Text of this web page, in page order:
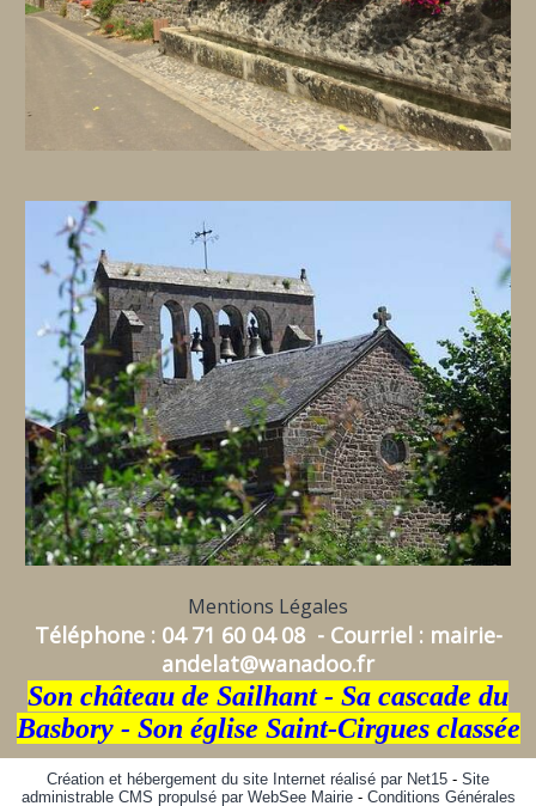
Mentions Légales
Téléphone : 04 71 60 04 08 - Courriel : mairie-
andelat@wanadoo.fr
Son château de Sailhant - Sa cascade du
Basbory - Son église Saint-Cirgues classée
Création et hébergement du site Internet réalisé par Net15 - Site
administrable CMS propulsé par WebSee Mairie- Conditions Générales